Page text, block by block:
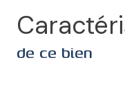
de ce bien